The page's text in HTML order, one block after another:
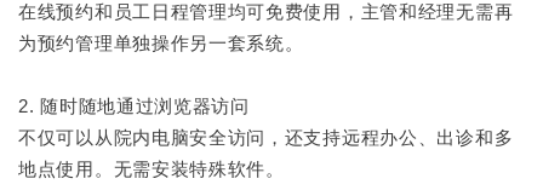
在线预约和员工日程管理均可免费使用，主管和经理无需再
为预约管理单独操作另一套系统。
2. 随时随地通过浏览器访问
不仅可以从院内电脑安全访问，还支持远程办公、出诊和多
地点使用。无需安装特殊软件。